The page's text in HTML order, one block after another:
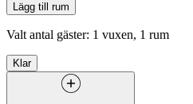
Lägg till rum
Valt antal gäster: 1 vuxen, 1 rum
Klar